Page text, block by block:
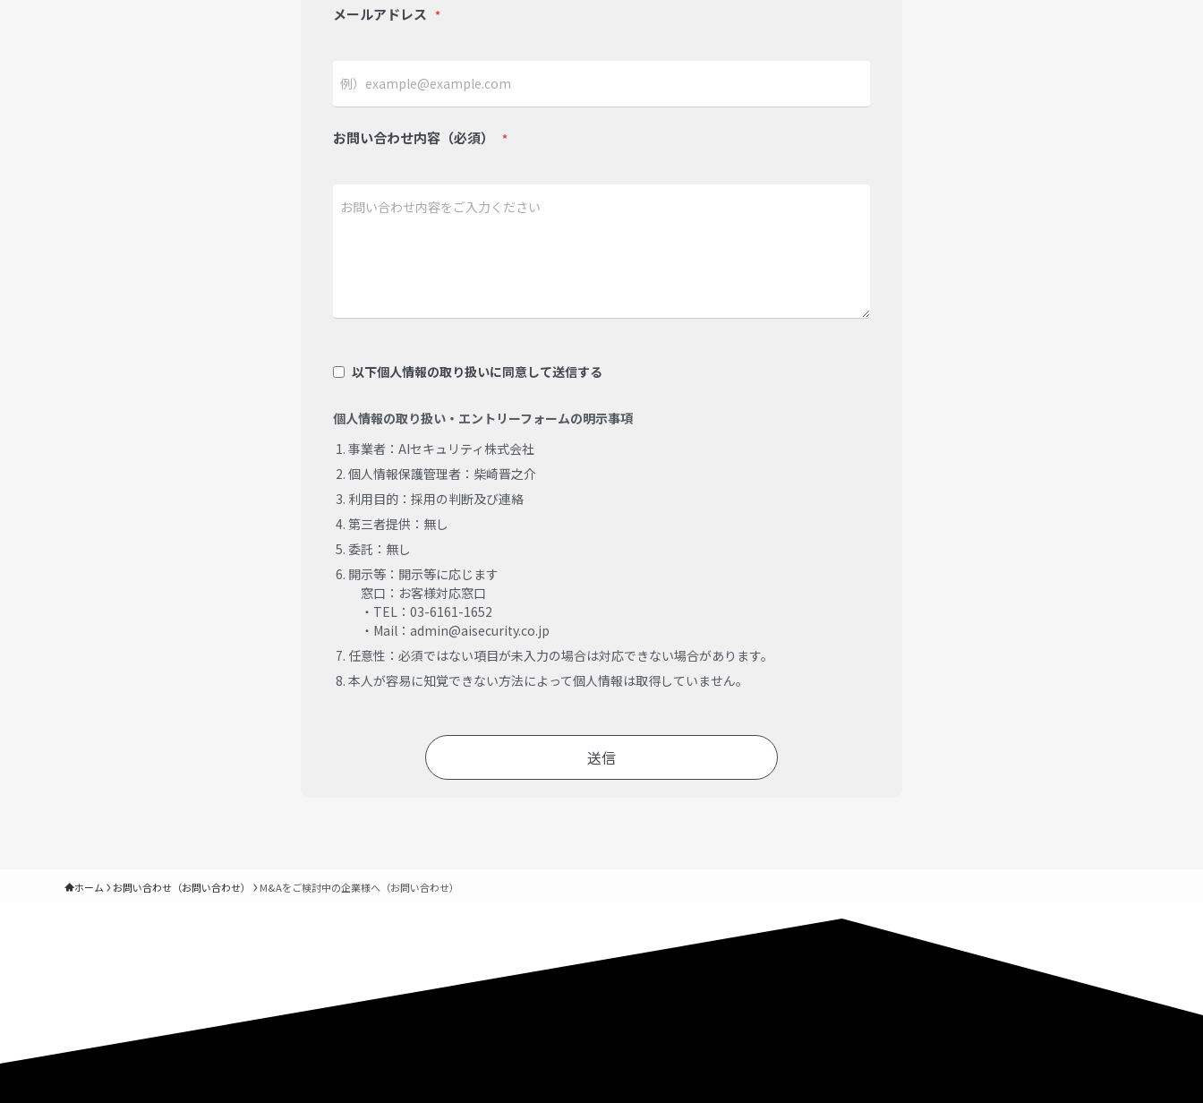
メールアドレス *
お問い合わせ内容（必須） *
以下個人情報の取り扱いに同意して送信する
個人情報の取り扱い・エントリーフォームの明示事項
事業者：AIセキュリティ株式会社
個人情報保護管理者：柴崎晋之介
利用目的：採用の判断及び連絡
第三者提供：無し
委託：無し
開示等：開示等に応じます
窓口：お客様対応窓口
・TEL：03-6161-1652
・Mail：admin@aisecurity.co.jp
任意性：必須ではない項目が未入力の場合は対応できない場合があります。
本人が容易に知覚できない方法によって個人情報は取得していません。
ホーム お問い合わせ（お問い合わせ） M&Aをご検討中の企業様へ（お問い合わせ）